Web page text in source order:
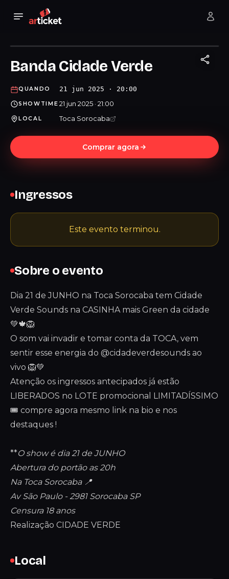
Banda Cidade Verde
QUANDO 21 jun 2025 · 20:00
SHOWTIME 21 jun 2025 · 21:00
LOCAL Toca Sorocaba
Comprar agora
Sobre o evento
Dia 21 de JUNHO na Toca Sorocaba tem Cidade
Verde Sounds na CASINHA mais Green da cidade
💚🍁🦁
O som vai invadir e tomar conta da TOCA, vem
sentir esse energia do @cidadeverdesounds ao
vivo 🦁💚
Atenção os ingressos antecipados já estão
LIBERADOS no LOTE promocional LIMITADÍSSIMO
🎟️ compre agora mesmo link na bio e nos
destaques !
**O show é dia 21 de JUNHO
Abertura do portão as 20h
Na Toca Sorocaba 📍
Av São Paulo - 2981 Sorocaba SP
Censura 18 anos
Realização CIDADE VERDE
Local
Ingressos
Este evento terminou.